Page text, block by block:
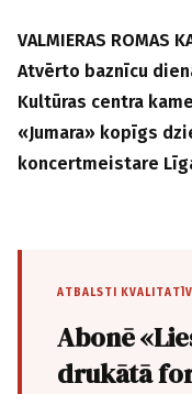
VALMIERAS ROMAS
Atvērto baznīcu
Kultūras centra
«Jumara» kopīgs
koncertmeistare
ATBALSTI
Abonē
drukātā